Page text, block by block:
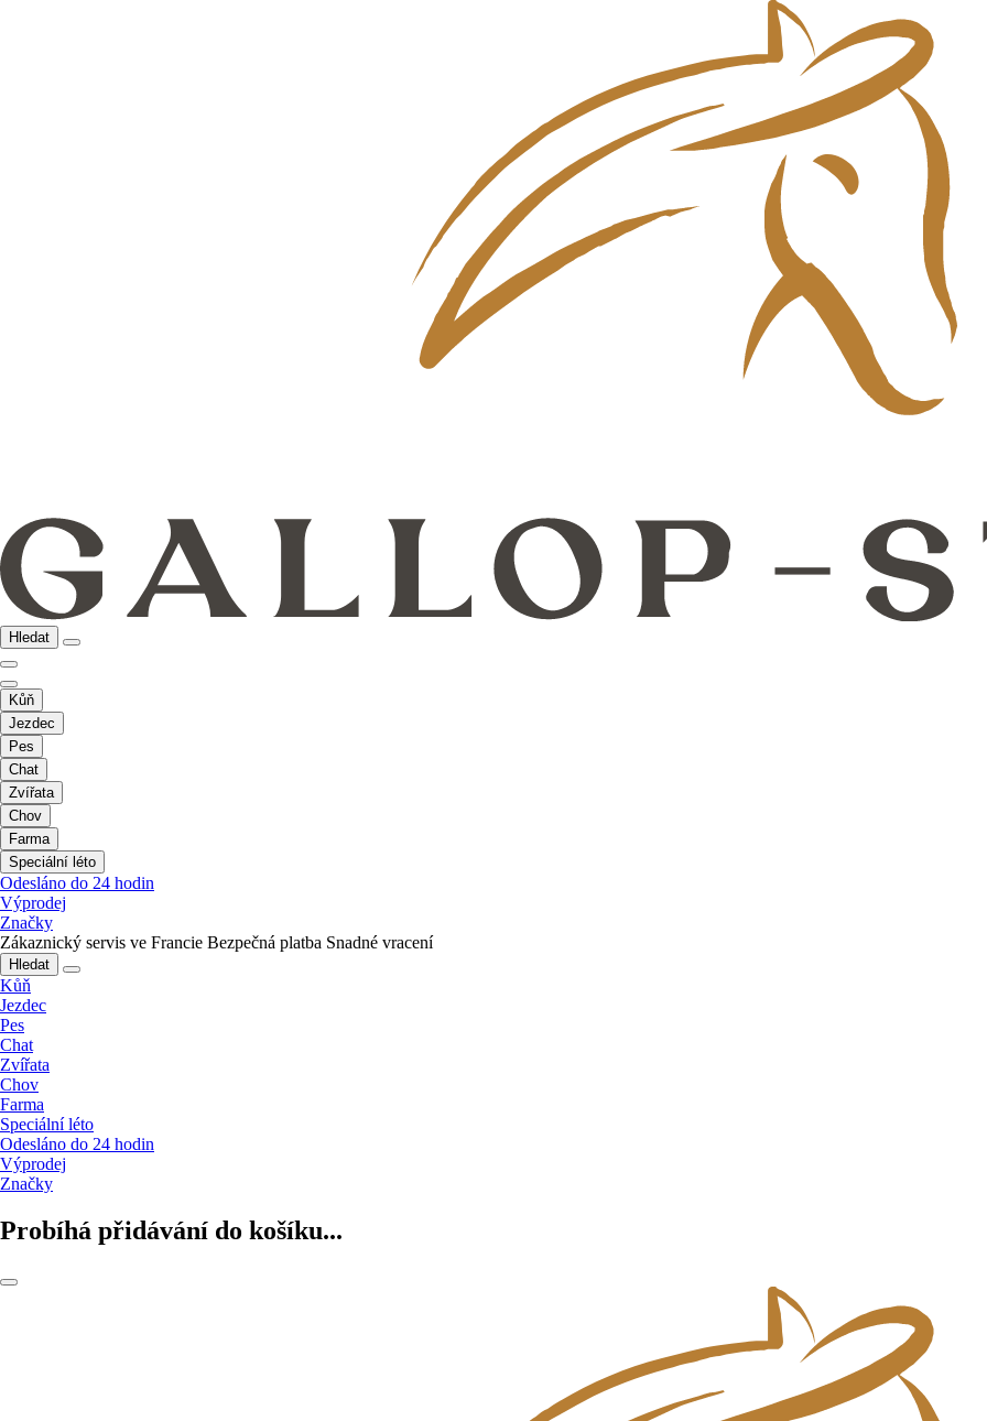
Hledat
Kůň
Jezdec
Pes
Chat
Zvířata
Chov
Farma
Speciální léto
Odesláno do 24 hodin
Výprodej
Značky
Zákaznický servis ve Francie Bezpečná platba Snadné vracení
Hledat
Kůň
Jezdec
Pes
Chat
Zvířata
Chov
Farma
Speciální léto
Odesláno do 24 hodin
Výprodej
Značky
Probíhá přidávání do košíku...